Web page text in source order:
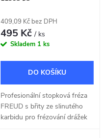
409,09 Kč bez DPH
495 Kč/ ks
Skladem 1 ks
DO KOŠÍKU
Profesionální stopková fréza
FREUD s břity ze slinutého
karbidu pro frézování drážek